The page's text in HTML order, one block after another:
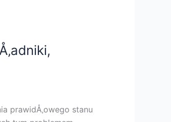
prawidÅ‚owego stanu